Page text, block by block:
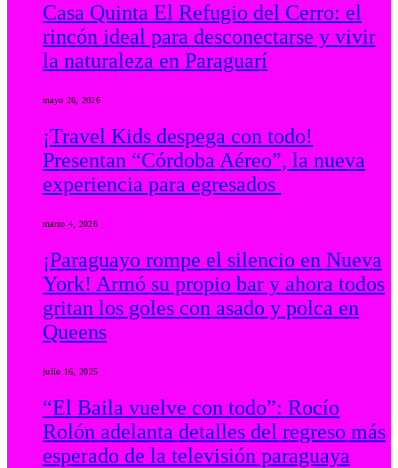
Casa Quinta El Refugio del Cerro: el
rincón ideal para desconectarse y vivir
la naturaleza en Paraguarí
mayo 26, 2026
¡Travel Kids despega con todo!
Presentan “Córdoba Aéreo”, la nueva
experiencia para egresados
marzo 4, 2026
¡Paraguayo rompe el silencio en Nueva
York! Armó su propio bar y ahora todos
gritan los goles con asado y polca en
Queens
julio 16, 2025
“El Baila vuelve con todo”: Rocío
Rolón adelanta detalles del regreso más
esperado de la televisión paraguaya